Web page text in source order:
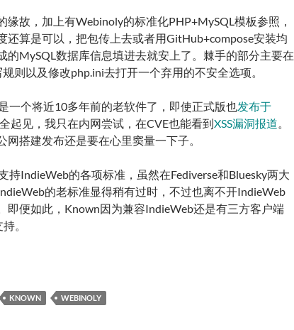
缘故，加上有Webinoly的标准化PHP+MySQL模板参照，
还算是可以，把包传上去或者用GitHub+compose安装均
的MySQL数据库信息填进去就安上了。棘手的部分主要在
则以及修改php.ini去打开一个弃用的不安全选项。
一个将近10多年前的老软件了，即使正式版也发布于
起见，我只在内网尝试，在CVE也能看到XSS漏洞报道。
网搭建发布还是要在心里窦量一下子。
持IndieWeb的各项标准，虽然在Fediverse和Bluesky两大
的老标准显得稍有过时，不过也离不开IndieWeb
即便如此，Known因为兼容IndieWeb还是有三方客户端
。
KNOWN WEBINOLY